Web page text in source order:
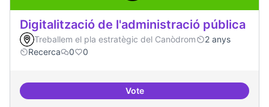
Digitalització de l'administració pública
Treballem el pla estratègic del Canòdrom
2 anys
Recerca
0 0
VoteDigitalització de l'administració